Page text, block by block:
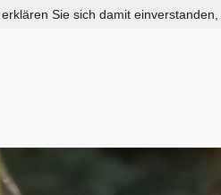
Sie sich damit einverstanden,